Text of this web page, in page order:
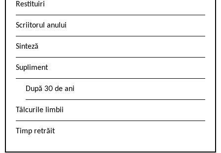
Restituiri
Scriitorul anului
Sinteză
Supliment
După 30 de ani
Tâlcurile limbii
Timp retrăit